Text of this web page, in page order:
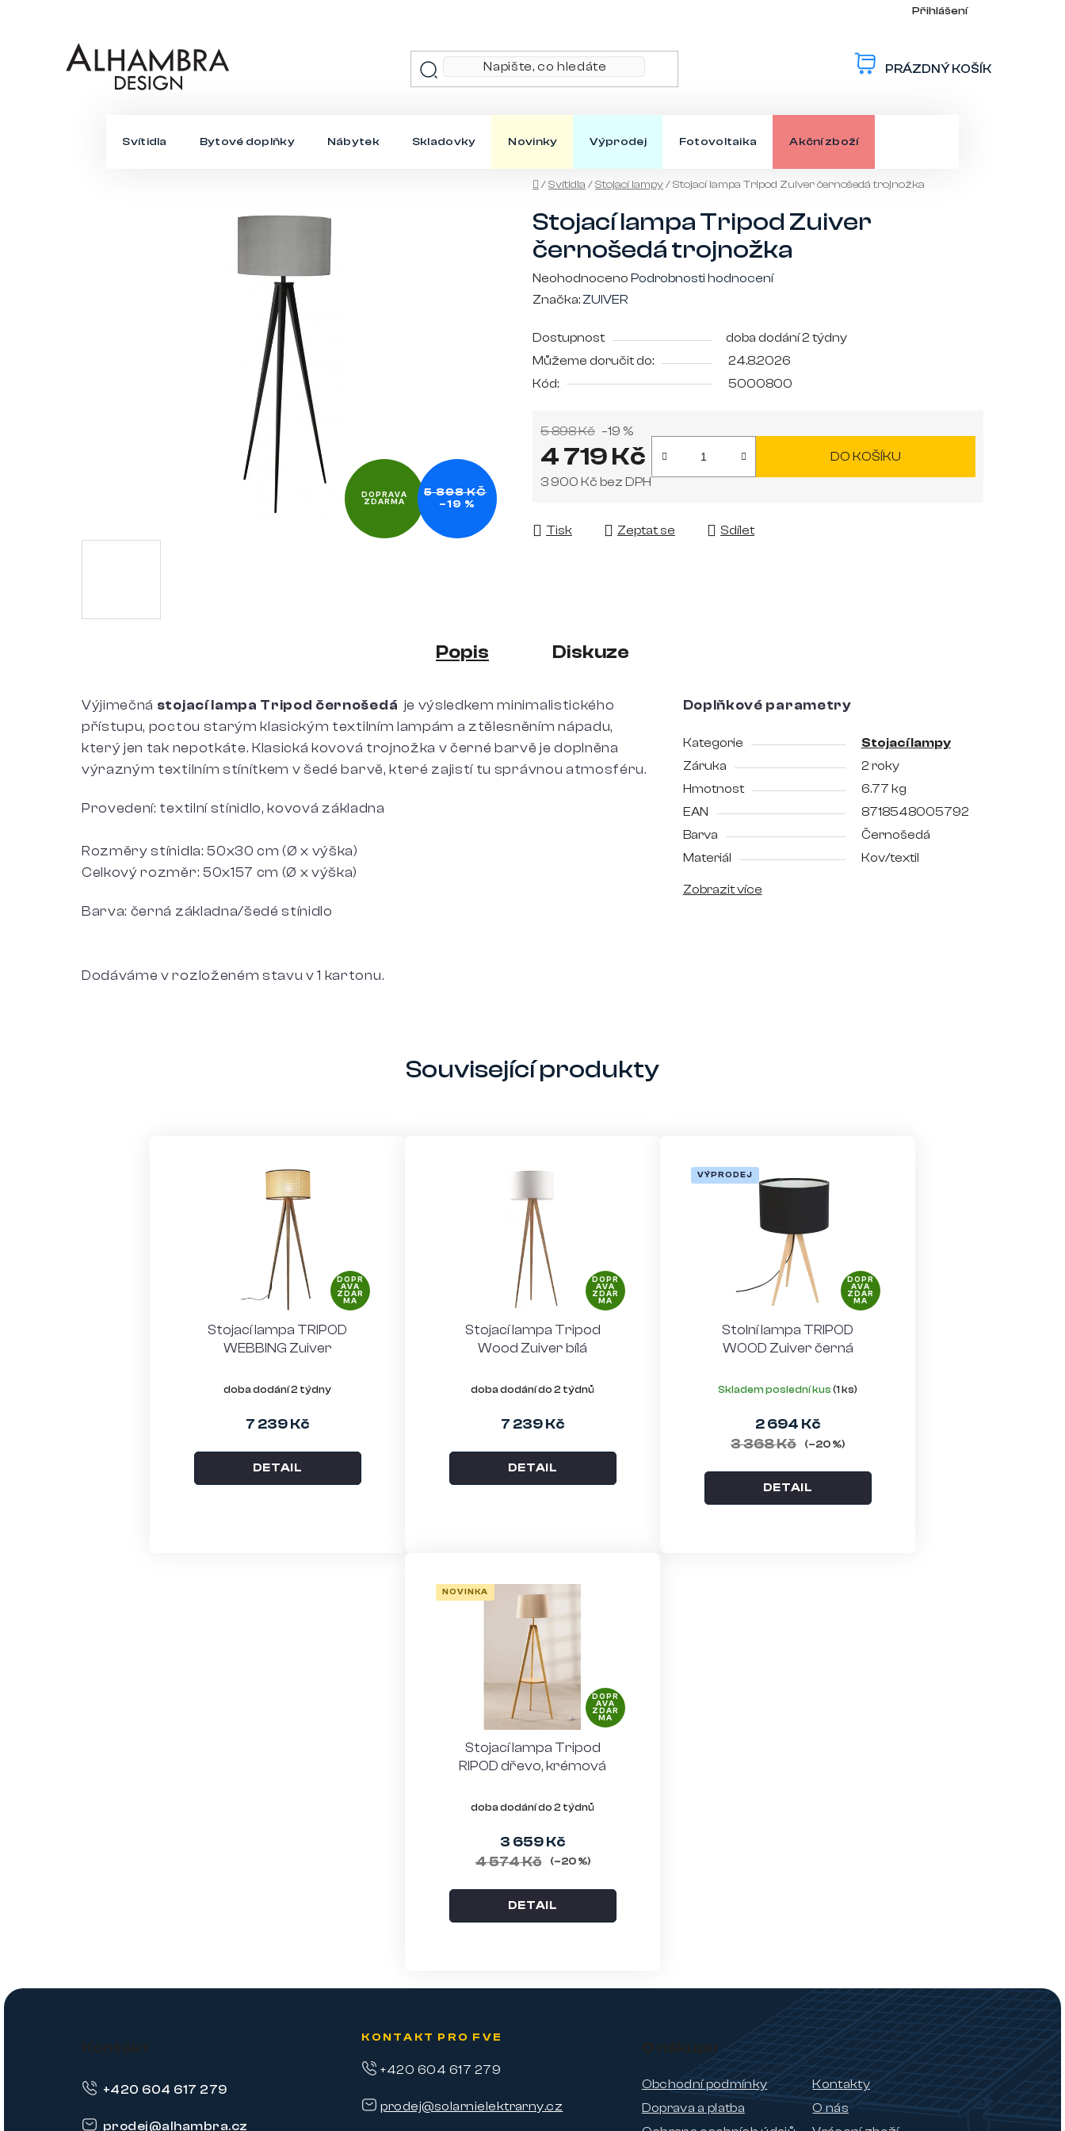
Přihlášení
PRÁZDNÝ KOŠÍK
Svítidla Bytové doplňky Nábytek Skladovky Novinky Výprodej Fotovoltaika Akční zboží
Domů
/Svítidla /Stojací lampy/Stojací lampa Tripod Zuiver černošedá trojnožka
Stojací lampa Tripod Zuiver
černošedá trojnožka
Průměrné
hodnocení
je
0,0
z
hvězdiček.
Neohodnoceno Podrobnosti hodnocení
Značka: ZUIVER
Dostupnost
doba dodání 2 týdny
Můžeme doručit do:
24.8.2026
Kód:
5000800
5 898 Kč –19 %
4 719 Kč
3 900 Kč bez DPH
DO KOŠÍKU
Tisk Zeptat se Sdílet
DOPRAVA
ZDARMA
5 898 KČ
–19 %
Popis Diskuze
Výjimečná stojací lampa Tripod černošedá je výsledkem minimalistického
přístupu, poctou starým klasickým textilním lampám a ztělesněním nápadu,
který jen tak nepotkáte. Klasická kovová trojnožka v černé barvě je doplněna
výrazným textilním stínítkem v šedé barvě, které zajistí tu správnou atmosféru.
Provedení: textilní stínidlo, kovová základna
Rozměry stínidla: 50x30 cm (Ø x výška)
Celkový rozměr: 50x157 cm (Ø x výška)
Barva: černá základna/šedé stínidlo
Dodáváme v rozloženém stavu v 1 kartonu.
Doplňkové parametry
Kategorie
Stojací lampy
Záruka
2 roky
Hmotnost
6.77 kg
EAN
8718548005792
Barva
Černošedá
Materiál
Kov/textil
Zobrazit více
Související produkty
DOPR
AVA
ZDAR
MA
Stojací lampa TRIPOD
WEBBING Zuiver
doba dodání 2 týdny
7 239 Kč
DETAIL
DOPR
AVA
ZDAR
MA
Stojací lampa Tripod
Wood Zuiver bílá
doba dodání do 2 týdnů
7 239 Kč
DETAIL
VÝPRODEJ
DOPR
AVA
ZDAR
MA
Stolní lampa TRIPOD
WOOD Zuiver černá
Skladem poslední kus (1 ks)
2 694 Kč
3 368 Kč
(–20 %)
DETAIL
NOVINKA
DOPR
AVA
ZDAR
MA
Stojací lampa Tripod
RIPOD dřevo, krémová
doba dodání do 2 týdnů
3 659 Kč
4 574 Kč
(–20 %)
DETAIL
Kontakt
prodej@alhambra.cz
+420 604 617 279
KONTAKT PRO FVE
prodej@solarnielektrarny.cz
+420 604 617 279
O nákupu
Kontakty
Obchodní podmínky
O nás
Doprava a platba